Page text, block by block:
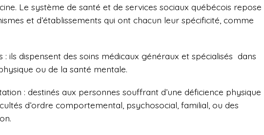
Le système de santé et de services sociaux québécois repose
et d’établissements qui ont chacun leur spécificité, comme
: ils dispensent des soins médicaux généraux et spécialisés dans
ou de la santé mentale.
: destinés aux personnes souffrant d’une déficience physique
d’ordre comportemental, psychosocial, familial, ou des